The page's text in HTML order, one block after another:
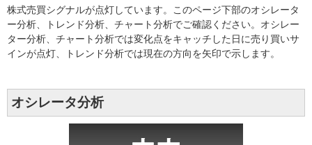
株式売買シグナルが点灯しています。このページ下部のオシレータ
ー分析、トレンド分析、チャート分析でご確認ください。オシレー
ター分析、チャート分析では変化点をキャッチした日に売り買いサ
インが点灯、トレンド分析では現在の方向を矢印で示します。
オシレータ分析